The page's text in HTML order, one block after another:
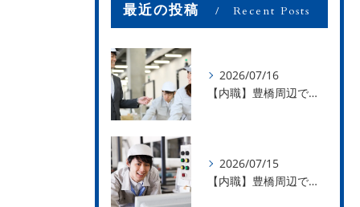
最近の投稿 Recent Posts
2026/07/16
【内職】豊橋周辺で内職のお仕事を探している方募集中！【お仕事の内容】
2026/07/15
【内職】豊橋周辺で内職のお仕事を探している方募集中！【急な学級閉鎖も安心】